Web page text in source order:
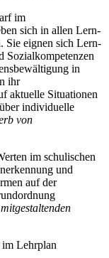
im
sich in allen Lern-
Sie eignen sich Lern-
Sozialkompetenzen
in
ihr
aktuelle Situationen
individuelle
von
im schulischen
und
auf der
Lehrplan